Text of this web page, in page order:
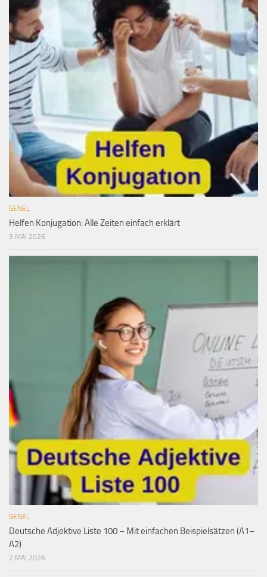
GENEL
Helfen Konjugation: Alle Zeiten einfach erklärt
3 MAI 2026
GENEL
Deutsche Adjektive Liste 100 – Mit einfachen Beispielsätzen (A1–
A2)
2 MAI 2026